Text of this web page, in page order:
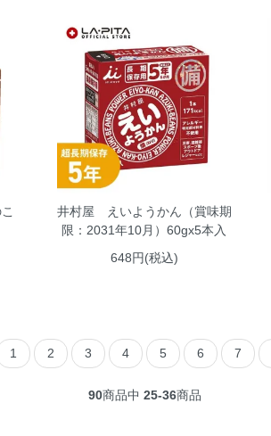
井村屋 えいようかん（賞味期
限：2031年10月）60gx5本入
648円(税込)
1 2 3 4 5 6 7
90商品中 25-36商品